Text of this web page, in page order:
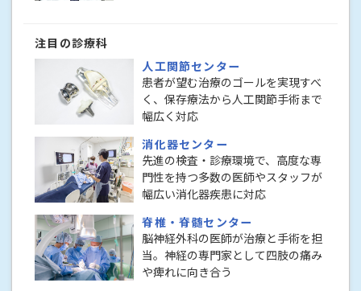
注目の診療科
人工関節センター
患者が望む治療のゴールを実現すべ
く、保存療法から人工関節手術まで
幅広く対応
消化器センター
先進の検査・診療環境で、高度な専
門性を持つ多数の医師やスタッフが
幅広い消化器疾患に対応
脊椎・脊髄センター
脳神経外科の医師が治療と手術を担
当。神経の専門家として四肢の痛み
や痺れに向き合う